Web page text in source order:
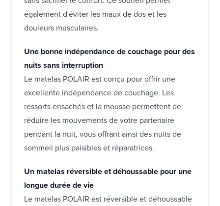
également d'éviter les maux de dos et les
douleurs musculaires.
Une bonne indépendance de couchage pour des
nuits sans interruption
Le matelas POLAIR est conçu pour offrir une
excellente indépendance de couchage. Les
ressorts ensachés et la mousse permettent de
réduire les mouvements de votre partenaire
pendant la nuit, vous offrant ainsi des nuits de
sommeil plus paisibles et réparatrices.
Un matelas réversible et déhoussable pour une
longue durée de vie
Le matelas POLAIR est réversible et déhoussable